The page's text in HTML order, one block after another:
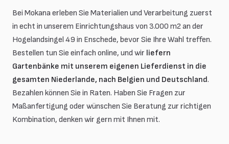
Bei Mokana erleben Sie Materialien und Verarbeitung zuerst
in echt in unserem Einrichtungshaus von 3.000 m2 an der
Hogelandsingel 49 in Enschede, bevor Sie Ihre Wahl treffen.
Bestellen tun Sie einfach online, und wir liefern
Gartenbänke mit unserem eigenen Lieferdienst in die
gesamten Niederlande, nach Belgien und Deutschland.
Bezahlen können Sie in Raten. Haben Sie Fragen zur
Maßanfertigung oder wünschen Sie Beratung zur richtigen
Kombination, denken wir gern mit Ihnen mit.